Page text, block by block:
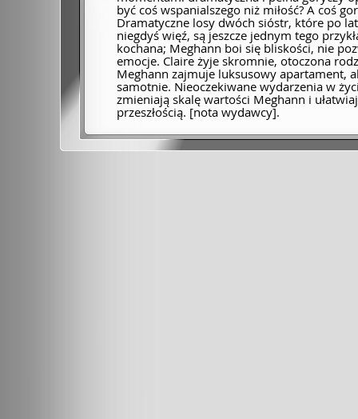
być coś wspanialszego niż miłość? A coś
Dramatyczne losy dwóch sióstr, które po
niegdyś więź, są jeszcze jednym tego
kochana; Meghann boi się bliskości, nie
emocje. Claire żyje skromnie, otoczona
Meghann zajmuje luksusowy apartament,
samotnie. Nieoczekiwane wydarzenia w
zmieniają skalę wartości Meghann i
przeszłością. [nota wydawcy].